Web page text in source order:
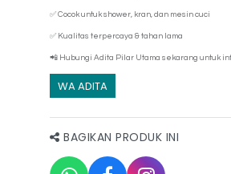
✅ Cocok untuk shower, kran, dan mesin cuci
✅ Kualitas terpercaya & tahan lama
📲 Hubungi Adita Pilar Utama sekarang untuk
WA ADITA
BAGIKAN PRODUK INI